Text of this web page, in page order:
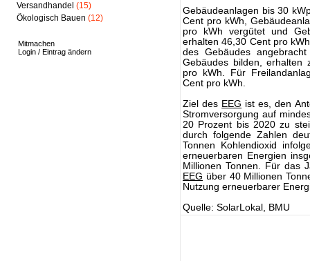
Versandhandel (15)
Ökologisch Bauen (12)
Mitmachen
Login / Eintrag ändern
Gebäudeanlagen bis 30
Cent pro kWh,
pro kWh vergütet und
erhalten 46,30 Cent pro
des Gebäudes
Gebäudes bilden, erhalten
pro kWh. Für
Cent pro kWh.
Ziel des EEG ist es, den
Stromversorgung auf
20 Prozent bis 2020 zu
durch folgende Zahlen
Tonnen Kohlendioxid
erneuerbaren Energien
Millionen Tonnen. Für das
EEG über 40 Millionen
Nutzung erneuerbarer
Quelle: SolarLokal, BMU